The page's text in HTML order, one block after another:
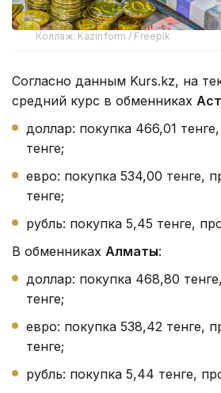
Коллаж: Kazinform / Freepik
Согласно данным Kurs.kz, на
средний курс в обменниках
доллар: покупка 466,01
тенге;
евро: покупка 534,00 тенге,
тенге;
рубль: покупка 5,45 тенге,
В обменниках Алматы:
доллар: покупка 468,80
тенге;
евро: покупка 538,42 тенге,
тенге;
рубль: покупка 5,44 тенге,